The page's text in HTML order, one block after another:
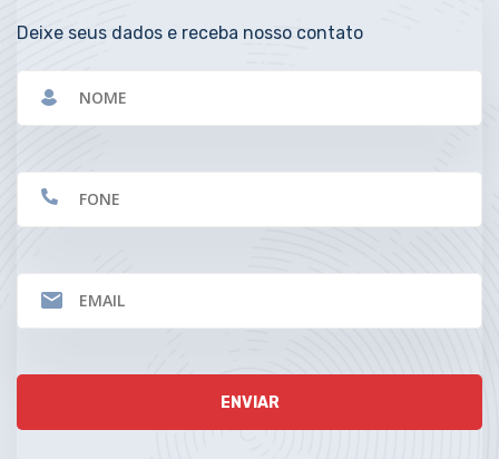
Deixe seus dados e receba nosso contato